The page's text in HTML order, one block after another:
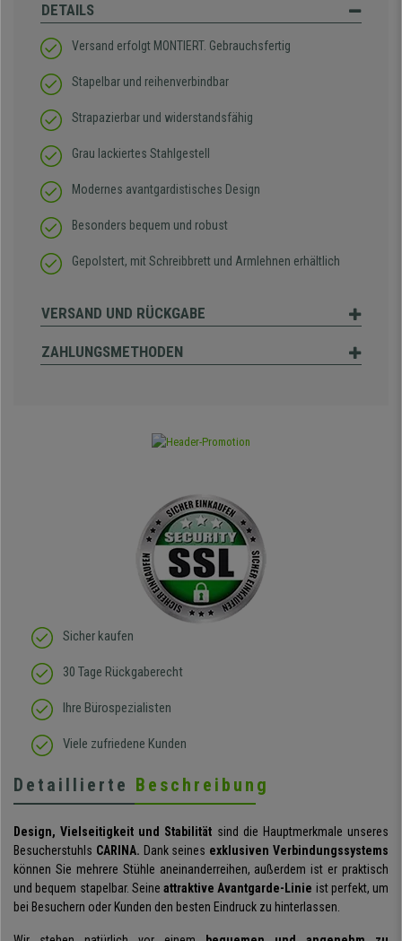
DETAILS
Versand erfolgt MONTIERT. Gebrauchsfertig
Stapelbar und reihenverbindbar
Strapazierbar und widerstandsfähig
Grau lackiertes Stahlgestell
Modernes avantgardistisches Design
Besonders bequem und robust
Gepolstert, mit Schreibbrett und Armlehnen erhältlich
VERSAND UND RÜCKGABE
ZAHLUNGSMETHODEN
Sicher kaufen
30 Tage Rückgaberecht
Ihre Bürospezialisten
Viele zufriedene Kunden
Detaillierte Beschreibung
Design, Vielseitigkeit und Stabilität sind die Hauptmerkmale unseres
Besucherstuhls CARINA. Dank seines exklusiven Verbindungssystems
können Sie mehrere Stühle aneinanderreihen, außerdem ist er praktisch
und bequem stapelbar. Seine attraktive Avantgarde-Linie ist perfekt, um
bei Besuchern oder Kunden den besten Eindruck zu hinterlassen.